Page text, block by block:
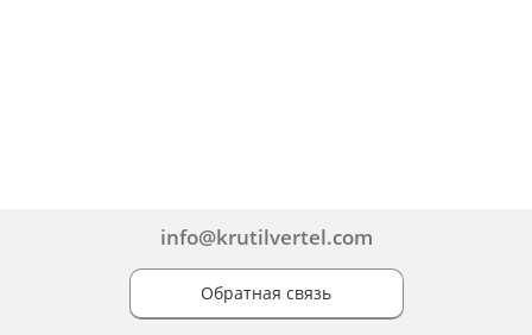
info@krutilvertel.com
Обратная связь